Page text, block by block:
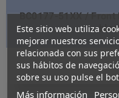
BC0177-51XX /
Este sitio web utiliza
mejorar nuestros
relacionada con sus
sus hábitos de
sobre su uso pulse el
Más información